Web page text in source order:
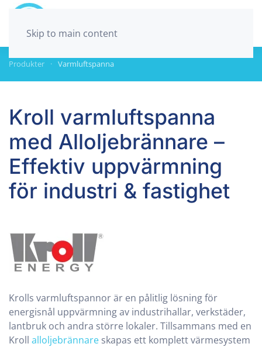
Skip to main content
Produkter Varmluftspanna
Kroll varmluftspanna
med Alloljebrännare –
Effektiv uppvärmning
för industri & fastighet
Krolls varmluftspannor är en pålitlig lösning för
energisnål uppvärmning av industrihallar, verkstäder,
lantbruk och andra större lokaler. Tillsammans med en
Kroll alloljebrännare skapas ett komplett värmesystem